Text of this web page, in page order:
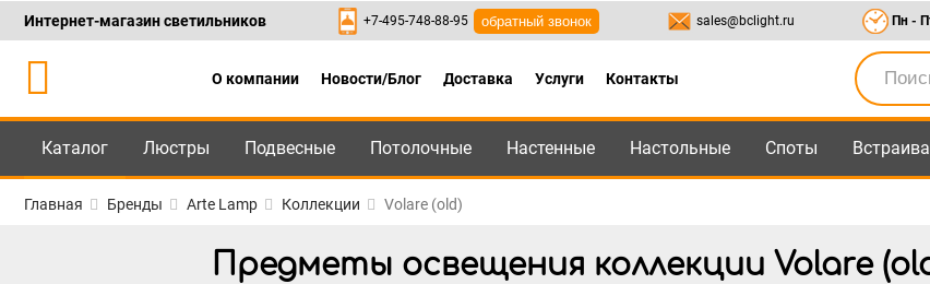
Каталог +7-495-748-88-95 ,8-800-550-95-45 sales@bclight.ru
Интернет-магазин светильников +7-495-748-88-95 обратный звонок sales@bclight.ru Пн -
О компании Новости/Блог Доставка Услуги Контакты
Каталог Люстры Подвесные Потолочные Настенные Настольные Споты
Главная Бренды Arte Lamp Коллекции Volare (old)
Предметы освещения коллекции Volare